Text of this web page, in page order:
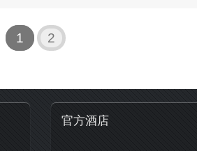
1 2
官方酒店